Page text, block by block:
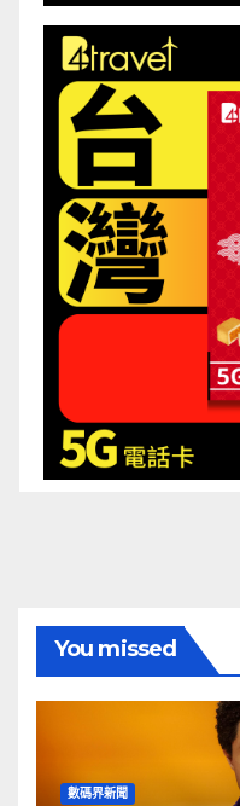
You missed
數碼界新聞